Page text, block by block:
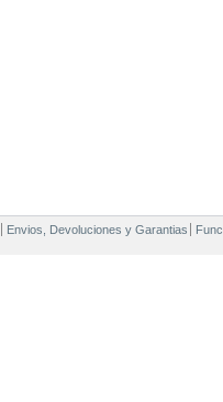
Envios, Devoluciones y Garantias